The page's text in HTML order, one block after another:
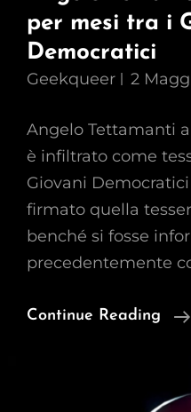
per mesi tra i
Democratici
Geekqueer 2
Angelo Tettamanti
è infiltrato come
Giovani Democratici
firmato quella
benché si fosse
precedentemente
Continue Reading